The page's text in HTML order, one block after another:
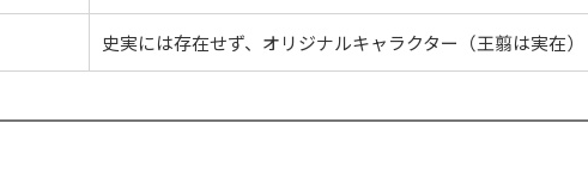
史実には存在せず、オリジナルキャラクター（王翦は実在）